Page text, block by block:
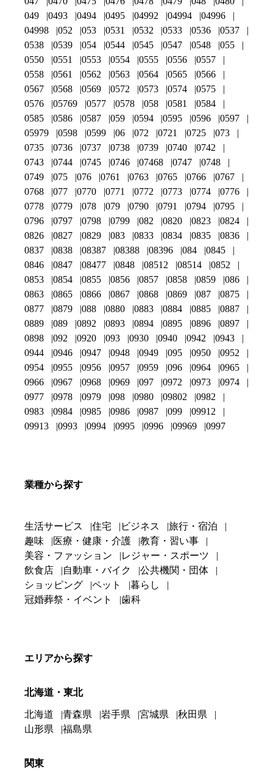
049
0493 0494 0495 04992 04994
04996
04998
052 053 0531 0532 0533 0536
0537
0538
0539 054 0544 0545 0547 0548
055
0550
0551 0553 0554 0555 0556
0557
0558
0561 0562 0563 0564 0565
0566
0567
0568 0569 0572 0573 0574
0575
0576
05769 0577 0578 058 0581
0584
0585
0586 0587 059 0594 0595 0596
0597
05979
0598 0599 06 072 0721 0725
073
0735
0736 0737 0738 0739 0740
0742
0743
0744 0745 0746 07468 0747
0748
0749
075 076 0761 0763 0765 0766
0767
0768
077 0770 0771 0772 0773 0774
0776
0778
0779 078 079 0790 0791 0794
0795
0796
0797 0798 0799 082 0820 0823
0824
0826
0827 0829 083 0833 0834 0835
0836
0837
0838 08387 08388 08396 084
0845
0846
0847 08477 0848 08512 08514
0852
0853
0854 0855 0856 0857 0858 0859
086
0863
0865 0866 0867 0868 0869 087
0875
0877
0879 088 0880 0883 0884 0885
0887
0889
089 0892 0893 0894 0895 0896
0897
0898
092 0920 093 0930 0940 0942
0943
0944
0946 0947 0948 0949 095 0950
0952
0954
0955 0956 0957 0959 096 0964
0965
0966
0967 0968 0969 097 0972 0973
0974
0977
0978 0979 098 0980 09802
0982
0983
0984 0985 0986 0987 099
09912
09913
0993 0994 0995 0996 09969 0997
業種から探す
生活サービス 住宅 ビジネス
旅行・宿泊
趣味
医療・健康・介護
教育・習い事
美容・ファッション
レジャー・スポーツ
飲食店
自動車・バイク
公共機関・団体
ショッピング
ペット
暮らし
冠婚葬祭・イベント
歯科
エリアから探す
北海道・東北
北海道 青森県 岩手県 宮城県
秋田県
山形県
福島県
関東